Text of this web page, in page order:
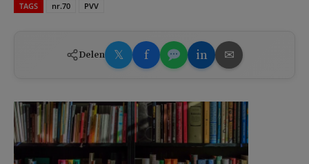
TAGS nr.70 PVV
Delen 𝕏 f in ✉